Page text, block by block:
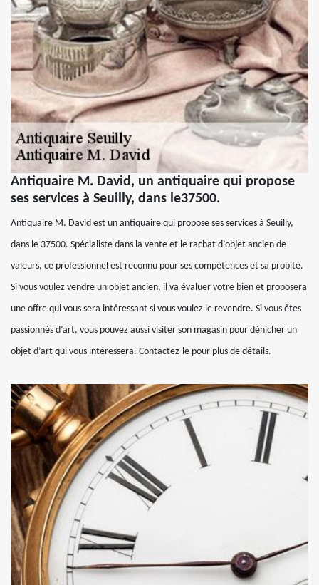
Antiquaire M. David, un antiquaire qui propose
ses services à Seuilly, dans le37500.
Antiquaire M. David est un antiquaire qui propose ses services à Seuilly,
dans le 37500. Spécialiste dans la vente et le rachat d’objet ancien de
valeurs, ce professionnel est reconnu pour ses compétences et sa probité.
Si vous voulez vendre un objet ancien, il va évaluer votre bien et proposera
une offre qui vous sera intéressant si vous voulez le revendre. Si vous êtes
passionnés d’art, vous pouvez aussi visiter son magasin pour dénicher un
objet d’art qui vous intéressera. Contactez-le pour plus de détails.